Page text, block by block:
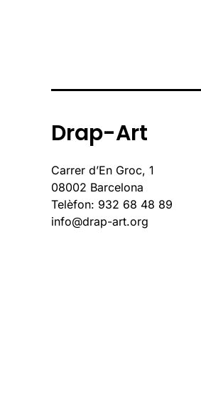
Drap-Art
Carrer d’En Groc, 1
08002 Barcelona
Telèfon: 932 68 48 89
info@drap-art.org